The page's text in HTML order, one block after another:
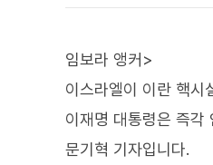
임보라 앵커>
이스라엘이 이란 핵시
이재명 대통령은 즉각
문기혁 기자입니다.